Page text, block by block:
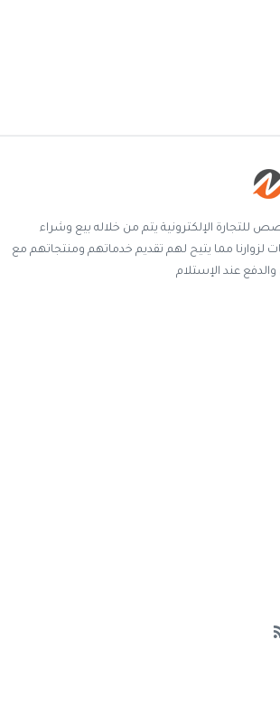
الإلكترونية يتم من خلاله بيع وشراء
لزوارنا مما يتيح لهم تقديم خدماتهم ومنتجاتهم مع
والدفع عند الإستلام